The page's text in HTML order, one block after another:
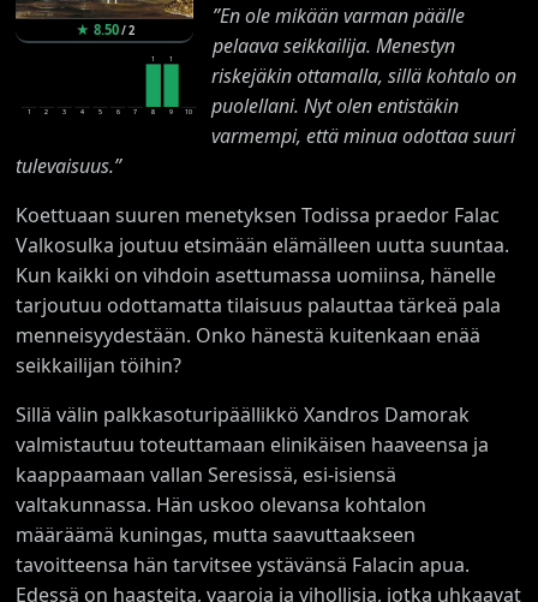
★ 8.50/2
1 2 3 4 5 6 7
1
8
1
9 10
”En ole mikään varman päälle
pelaava seikkailija. Menestyn
riskejäkin ottamalla, sillä kohtalo on
puolellani. Nyt olen entistäkin
varmempi, että minua odottaa suuri
tulevaisuus.”
Koettuaan suuren menetyksen Todissa praedor Falac
Valkosulka joutuu etsimään elämälleen uutta suuntaa.
Kun kaikki on vihdoin asettumassa uomiinsa, hänelle
tarjoutuu odottamatta tilaisuus palauttaa tärkeä pala
menneisyydestään. Onko hänestä kuitenkaan enää
seikkailijan töihin?
Sillä välin palkkasoturipäällikkö Xandros Damorak
valmistautuu toteuttamaan elinikäisen haaveensa ja
kaappaamaan vallan Seresissä, esi-isiensä
valtakunnassa. Hän uskoo olevansa kohtalon
määräämä kuningas, mutta saavuttaakseen
tavoitteensa hän tarvitsee ystävänsä Falacin apua.
Edessä on haasteita, vaaroja ja vihollisia, jotka uhkaavat